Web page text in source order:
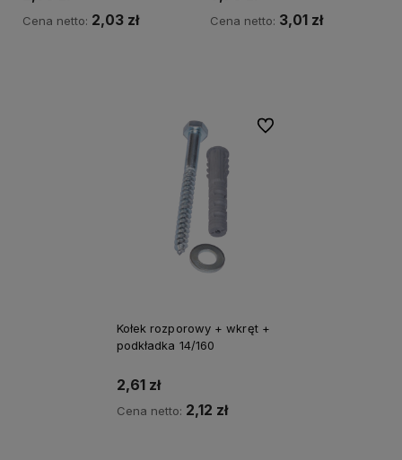
Cena netto: 2,03 zł Cena netto: 3,01 zł
Kołek rozporowy + wkręt +
podkładka 14/160
2,61 zł
Cena netto: 2,12 zł
Do ulubionych